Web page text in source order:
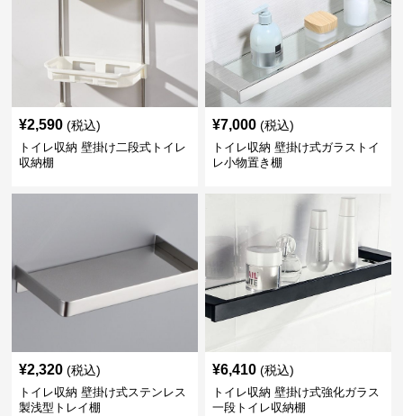
¥2,590 (税込)
トイレ収納 壁掛け二段式トイレ
収納棚
¥7,000 (税込)
トイレ収納 壁掛け式ガラストイ
レ小物置き棚
¥2,320 (税込)
トイレ収納 壁掛け式ステンレス
製浅型トレイ棚
¥6,410 (税込)
トイレ収納 壁掛け式強化ガラス
一段トイレ収納棚